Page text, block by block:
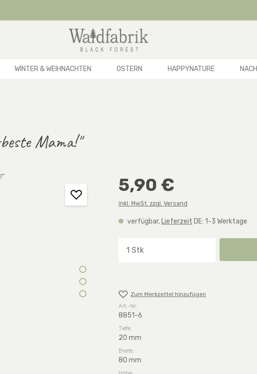
WINTER & WEIHNACHTEN OSTERN HAPPYNATURE
Mama!"
5,90 €
inkl. MwSt. zzgl. Versand
verfügbar, Lieferzeit DE: 1-3 Werktage
Produkt Anzahl: Gib
Zum Merkzettel hinzufügen
Art.-Nr.:
8851-6
Tiefe:
20 mm
Breite:
80 mm